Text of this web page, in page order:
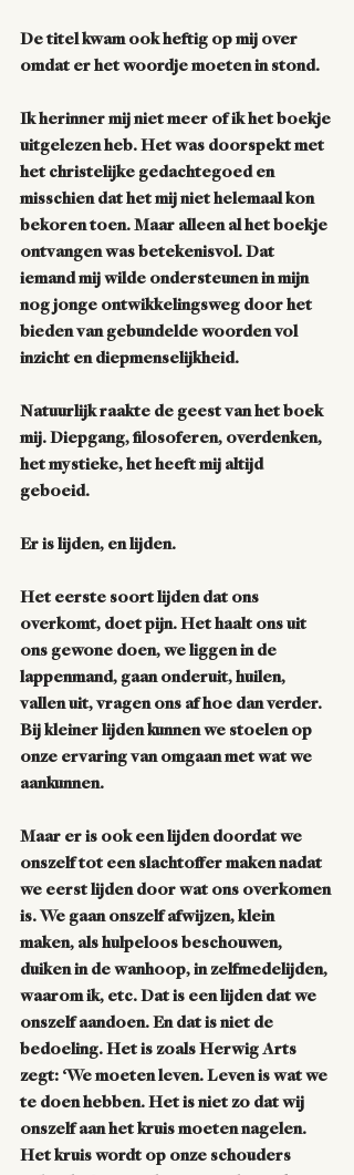
De titel kwam ook heftig op mij over
omdat er het woordje moeten in stond.
Ik herinner mij niet meer of ik het boekje
uitgelezen heb. Het was doorspekt met
het christelijke gedachtegoed en
misschien dat het mij niet helemaal kon
bekoren toen. Maar alleen al het boekje
ontvangen was betekenisvol. Dat
iemand mij wilde ondersteunen in mijn
nog jonge ontwikkelingsweg door het
bieden van gebundelde woorden vol
inzicht en diepmenselijkheid.
Natuurlijk raakte de geest van het boek
mij. Diepgang, filosoferen, overdenken,
het mystieke, het heeft mij altijd
geboeid.
Er is lijden, en lijden.
Het eerste soort lijden dat ons
overkomt, doet pijn. Het haalt ons uit
ons gewone doen, we liggen in de
lappenmand, gaan onderuit, huilen,
vallen uit, vragen ons af hoe dan verder.
Bij kleiner lijden kunnen we stoelen op
onze ervaring van omgaan met wat we
aankunnen.
Maar er is ook een lijden doordat we
onszelf tot een slachtoffer maken nadat
we eerst lijden door wat ons overkomen
is. We gaan onszelf afwijzen, klein
maken, als hulpeloos beschouwen,
duiken in de wanhoop, in zelfmedelijden,
waarom ik, etc. Dat is een lijden dat we
onszelf aandoen. En dat is niet de
bedoeling. Het is zoals Herwig Arts
zegt: ‘We moeten leven. Leven is wat we
te doen hebben. Het is niet zo dat wij
onszelf aan het kruis moeten nagelen.
Het kruis wordt op onze schouders